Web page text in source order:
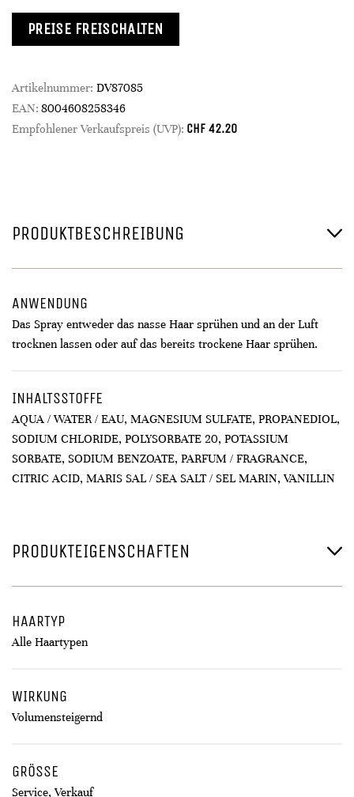
PREISE FREISCHALTEN
Artikelnummer: DV87085
EAN: 8004608258346
Empfohlener Verkaufspreis (UVP): CHF 42.20
PRODUKTBESCHREIBUNG
ANWENDUNG
Das Spray entweder das nasse Haar sprühen und an der Luft
trocknen lassen oder auf das bereits trockene Haar sprühen.
INHALTSSTOFFE
AQUA / WATER / EAU, MAGNESIUM SULFATE, PROPANEDIOL,
SODIUM CHLORIDE, POLYSORBATE 20, POTASSIUM
SORBATE, SODIUM BENZOATE, PARFUM / FRAGRANCE,
CITRIC ACID, MARIS SAL / SEA SALT / SEL MARIN, VANILLIN
PRODUKTEIGENSCHAFTEN
HAARTYP
Alle Haartypen
WIRKUNG
Volumensteigernd
GRÖSSE
Service, Verkauf